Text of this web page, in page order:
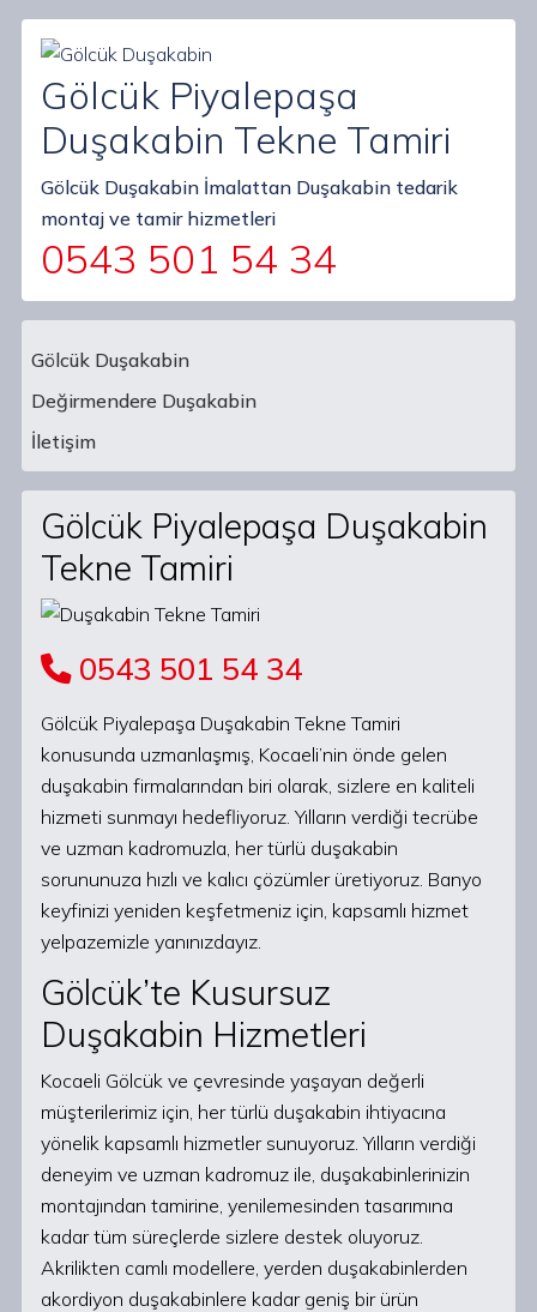
Gölcük Piyalepaşa
Duşakabin Tekne Tamiri
Gölcük Duşakabin İmalattan Duşakabin tedarik
montaj ve tamir hizmetleri
0543 501 54 34
Main Navigation
Gölcük Duşakabin
Değirmendere Duşakabin
İletişim
Gölcük Piyalepaşa Duşakabin
Tekne Tamiri
0543 501 54 34
Gölcük Piyalepaşa Duşakabin Tekne Tamiri
konusunda uzmanlaşmış, Kocaeli’nin önde gelen
duşakabin firmalarından biri olarak, sizlere en kaliteli
hizmeti sunmayı hedefliyoruz. Yılların verdiği tecrübe
ve uzman kadromuzla, her türlü duşakabin
sorununuza hızlı ve kalıcı çözümler üretiyoruz. Banyo
keyfinizi yeniden keşfetmeniz için, kapsamlı hizmet
yelpazemizle yanınızdayız.
Gölcük’te Kusursuz
Duşakabin Hizmetleri
Kocaeli Gölcük ve çevresinde yaşayan değerli
müşterilerimiz için, her türlü duşakabin ihtiyacına
yönelik kapsamlı hizmetler sunuyoruz. Yılların verdiği
deneyim ve uzman kadromuz ile, duşakabinlerinizin
montajından tamirine, yenilemesinden tasarımına
kadar tüm süreçlerde sizlere destek oluyoruz.
Akrilikten camlı modellere, yerden duşakabinlerden
akordiyon duşakabinlere kadar geniş bir ürün